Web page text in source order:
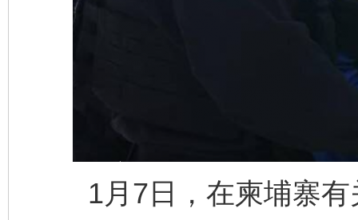
1月7日，在柬埔寨有